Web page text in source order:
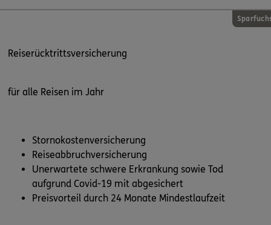
Reiserücktrittsversicherung
für alle Reisen im Jahr
Stornokostenversicherung
Reiseabbruchversicherung
Unerwartete schwere Erkrankung sowie Tod
aufgrund Covid-19 mit abgesichert
Preisvorteil durch 24 Monate Mindestlaufzeit